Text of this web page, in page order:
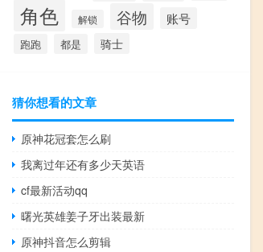
角色 解锁 谷物 账号
跑跑 都是 骑士
猜你想看的文章
原神花冠套怎么刷
我离过年还有多少天英语
cf最新活动qq
曙光英雄姜子牙出装最新
原神抖音怎么剪辑